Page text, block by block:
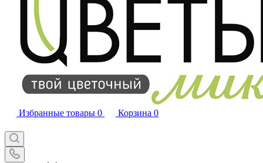
Избранные товары 0 Корзина 0